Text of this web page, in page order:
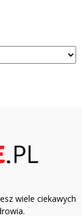
wiele ciekawych